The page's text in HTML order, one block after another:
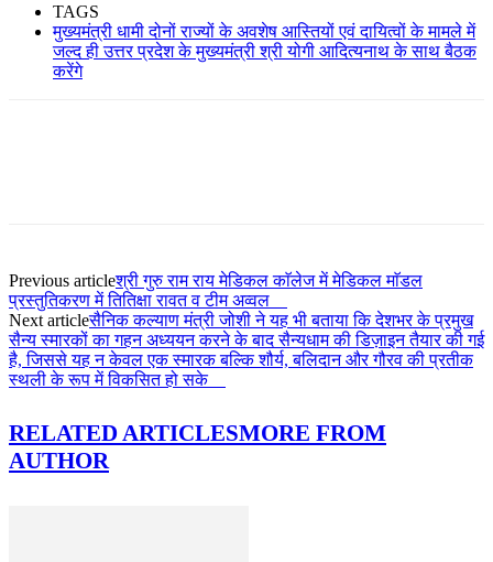
TAGS
मुख्यमंत्री धामी दोनों राज्यों के अवशेष आस्तियों एवं दायित्वों के मामले में
जल्द ही उत्तर प्रदेश के मुख्यमंत्री श्री योगी आदित्यनाथ के साथ बैठक
करेंगे
Previous articleश्री गुरु राम राय मेडिकल काॅलेज में मेडिकल माॅडल
प्रस्तुतिकरण में तितिक्षा रावत व टीम अव्वल
Next articleसैनिक कल्याण मंत्री जोशी ने यह भी बताया कि देशभर के प्रमुख
सैन्य स्मारकों का गहन अध्ययन करने के बाद सैन्यधाम की डिज़ाइन तैयार की गई
है, जिससे यह न केवल एक स्मारक बल्कि शौर्य, बलिदान और गौरव की प्रतीक
स्थली के रूप में विकसित हो सके
RELATED ARTICLESMORE FROM
AUTHOR